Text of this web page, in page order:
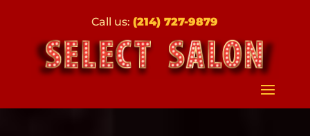
Call us:(214) 727-9879